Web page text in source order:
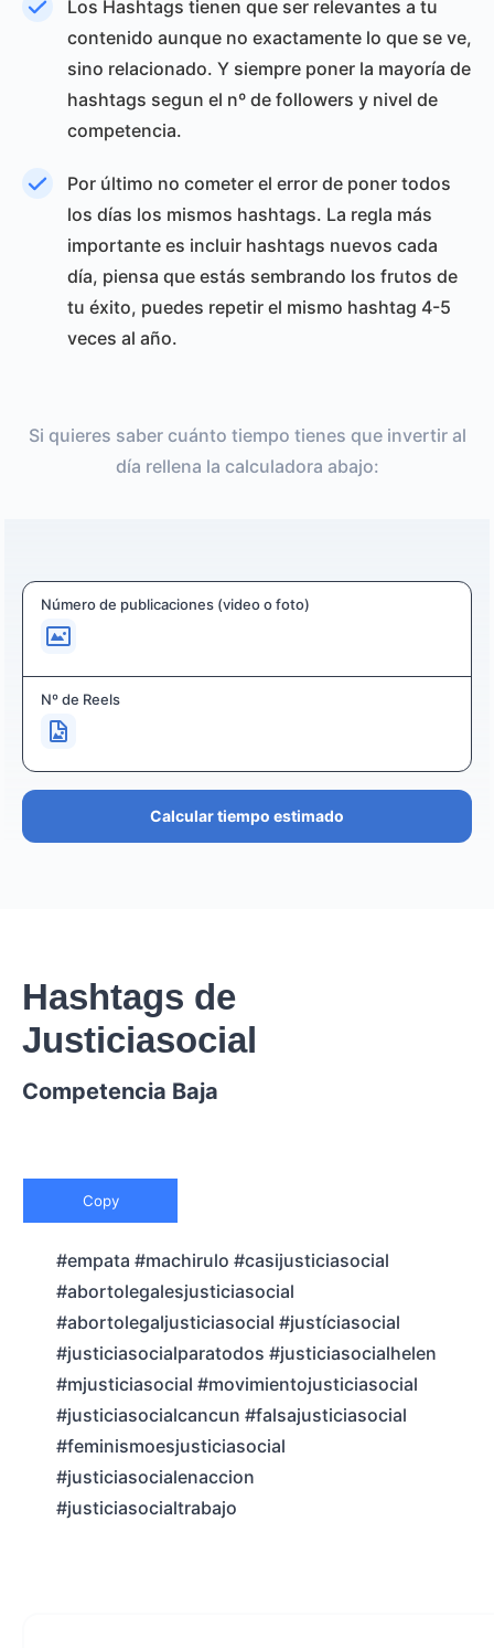
Los Hashtags tienen que ser relevantes a tu
contenido aunque no exactamente lo que se ve,
sino relacionado. Y siempre poner la mayoría de
hashtags segun el nº de followers y nivel de
competencia.
Por último no cometer el error de poner todos
los días los mismos hashtags. La regla más
importante es incluir hashtags nuevos cada
día, piensa que estás sembrando los frutos de
tu éxito, puedes repetir el mismo hashtag 4-5
veces al año.
Si quieres saber cuánto tiempo tienes que invertir al
día rellena la calculadora abajo:
Número de publicaciones (video o foto)
Nº de Reels
Calcular tiempo estimado
Hashtags de
Justiciasocial
Competencia Baja
Copy
#empata #machirulo #casijusticiasocial
#abortolegalesjusticiasocial
#abortolegaljusticiasocial #justíciasocial
#justiciasocialparatodos #justiciasocialhelen
#mjusticiasocial #movimientojusticiasocial
#justiciasocialcancun #falsajusticiasocial
#feminismoesjusticiasocial
#justiciasocialenaccion
#justiciasocialtrabajo